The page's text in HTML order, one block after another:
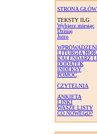
STRONA
TEKSTY ILG
Wybierz miesiąc
Dzisiaj
Jutro
LITURGIA
KALENDARZ
DODATEK
INDEKSY
POMOC
CZYTELNIA
ANKIETA
LINKI
WASZE LISTY
CO NOWEGO?